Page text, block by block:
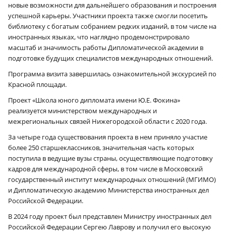
новые возможности для дальнейшего образования и построения
успешной карьеры. Участники проекта также смогли посетить
библиотеку с богатым собранием редких изданий, в том числе на
иностранных языках, что наглядно продемонстрировало
масштаб и значимость работы Дипломатической академии в
подготовке будущих специалистов международных отношений.
Программа визита завершилась ознакомительной экскурсией по
Красной площади.
Проект «Школа юного дипломата имени Ю.Е. Фокина»
реализуется министерством международных и
межрегиональных связей Нижегородской области с 2020 года.
За четыре года существования проекта в нем приняло участие
более 250 старшеклассников, значительная часть которых
поступила в ведущие вузы страны, осуществляющие подготовку
кадров для международной сферы, в том числе в Московский
государственный институт международных отношений (МГИМО)
и Дипломатическую академию Министерства иностранных дел
Российской Федерации.
В 2024 году проект был представлен Министру иностранных дел
Российской Федерации Сергею Лаврову и получил его высокую